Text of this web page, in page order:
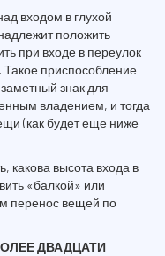
входом в глухой
положить
при входе в переулок
приспособление
знак для
владением, и тогда
(как будет еще ниже
какова высота входа в
«балкой» или
перенос вещей по
ДВАДЦАТИ